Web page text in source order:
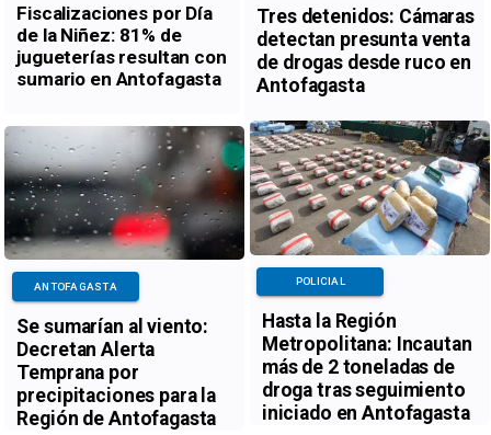
Fiscalizaciones por Día
de la Niñez: 81% de
jugueterías resultan con
sumario en Antofagasta
Tres detenidos: Cámaras
detectan presunta venta
de drogas desde ruco en
Antofagasta
Se sumarían al viento:
Decretan Alerta
Temprana por
precipitaciones para la
Región de Antofagasta
ANTOFAGASTA
Hasta la Región
Metropolitana: Incautan
más de 2 toneladas de
droga tras seguimiento
iniciado en Antofagasta
POLICIAL